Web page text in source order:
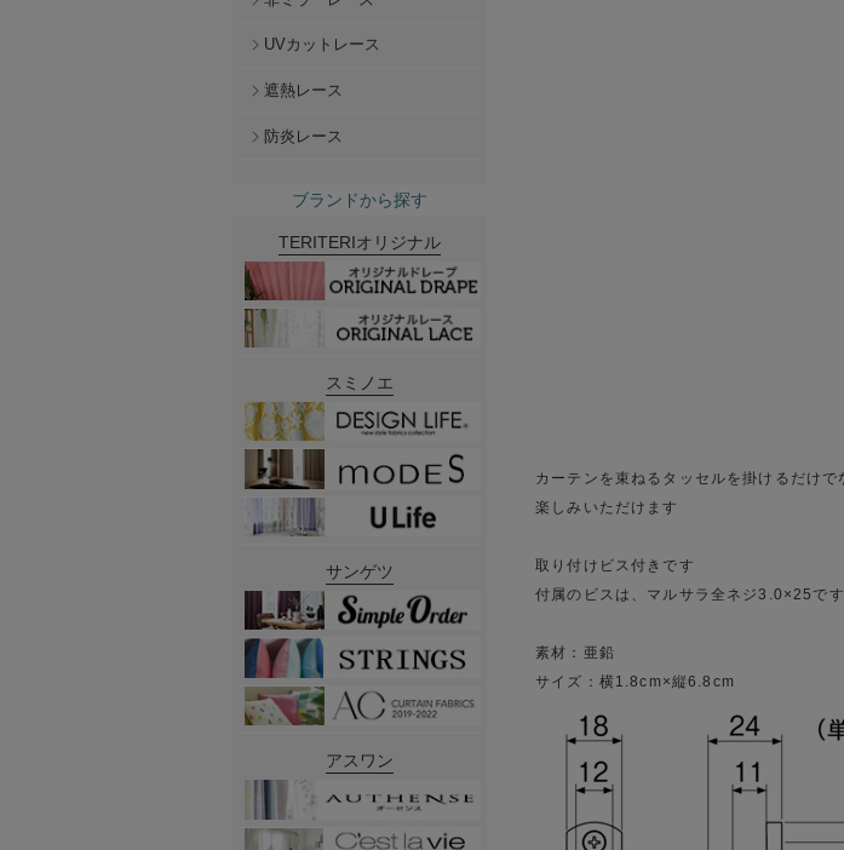
カーテンを束ねるタッセルを掛けるだけ
楽しみいただけます
取り付けビス付きです
付属のビスは、マルサラ全ネジ3.0×25です
素材：亜鉛
サイズ：横1.8cm×縦6.8cm
UVカットレース
遮熱レース
防炎レース
ブランドから探す
TERITERIオリジナル
スミノエ
サンゲツ
アスワン